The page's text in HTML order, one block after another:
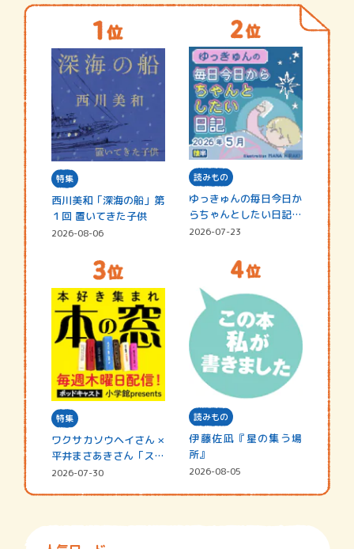
特集
西川美和「深海の船」第
１回 置いてきた子供
2026-08-06
読みもの
ゆっきゅんの毎日今日か
らちゃんとしたい日記
☆202…
2026-07-23
特集
ワクサカソウヘイさん ×
平井まさあきさん「スペ
シャ…
2026-07-30
読みもの
伊藤佐凪『星の集う場
所』
2026-08-05